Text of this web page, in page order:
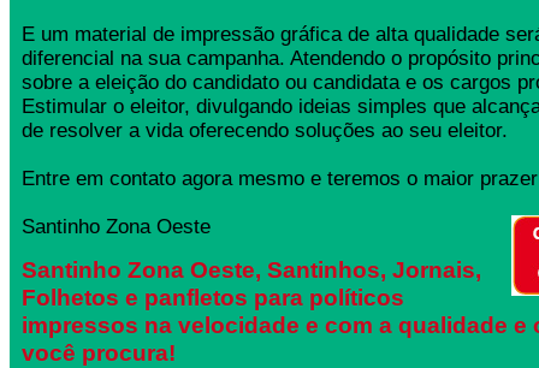
E um material de impressão gráfica de alta qualidade
diferencial na sua campanha. Atendendo o propósito
sobre a eleição do candidato ou candidata e os cargos
Estimular o eleitor, divulgando ideias simples que
de resolver a vida oferecendo soluções ao seu eleitor.
Entre em contato agora mesmo e teremos o maior
Santinho Zona Oeste
Santinho Zona Oeste, Santinhos, Jornais,
Folhetos e panfletos para políticos
impressos na velocidade e com a qualidade e
você procura!